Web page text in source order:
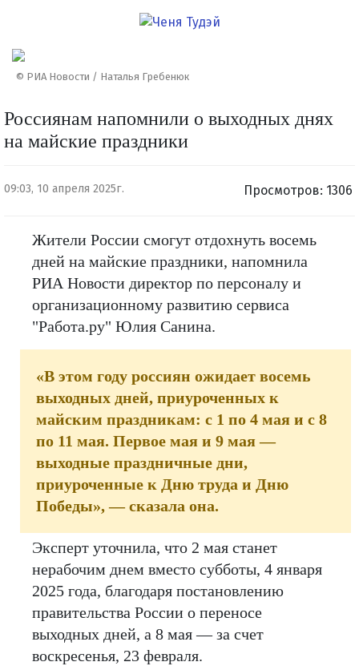
© РИА Новости / Наталья Гребенюк
Россиянам напомнили о выходных днях
на майские праздники
09:03, 10 апреля 2025г. Просмотров: 1306
Жители России смогут отдохнуть восемь
дней на майские праздники, напомнила
РИА Новости директор по персоналу и
организационному развитию сервиса
"Работа.ру" Юлия Санина.
«В этом году россиян ожидает восемь
выходных дней, приуроченных к
майским праздникам: с 1 по 4 мая и с 8
по 11 мая. Первое мая и 9 мая —
выходные праздничные дни,
приуроченные к Дню труда и Дню
Победы», — сказала она.
Эксперт уточнила, что 2 мая станет
нерабочим днем вместо субботы, 4 января
2025 года, благодаря постановлению
правительства России о переносе
выходных дней, а 8 мая — за счет
воскресенья, 23 февраля.